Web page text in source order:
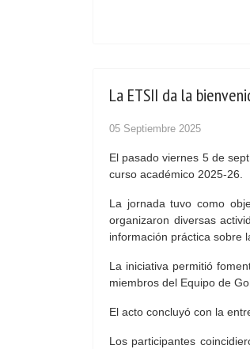
La ETSII da la
05 Septiembre 2025
El pasado viernes 5 de
curso académico 2025-26.
La jornada tuvo como
organizaron diversas
información práctica sobre
La iniciativa permitió
miembros del Equipo de
El acto concluyó con la
Los participantes